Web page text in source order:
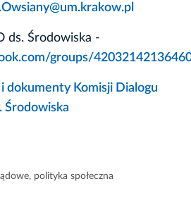
ds. Środowiska -
groups/
dokumenty Komisji Dialogu
Środowiska
, polityka społeczna